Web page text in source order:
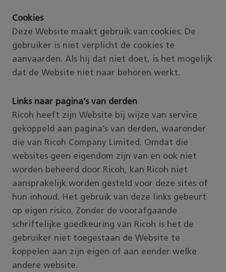
Cookies
Deze Website maakt gebruik van cookies. De
gebruiker is niet verplicht de cookies te
aanvaarden. Als hij dat niet doet, is het mogelijk
dat de Website niet naar behoren werkt.
Links naar pagina’s van derden
Ricoh heeft zijn Website bij wijze van service
gekoppeld aan pagina’s van derden, waaronder
die van Ricoh Company Limited. Omdat die
websites geen eigendom zijn van en ook niet
worden beheerd door Ricoh, kan Ricoh niet
aansprakelijk worden gesteld voor deze sites of
hun inhoud. Het gebruik van deze links gebeurt
op eigen risico. Zonder de voorafgaande
schriftelijke goedkeuring van Ricoh is het de
gebruiker niet toegestaan de Website te
koppelen aan zijn eigen of aan eender welke
andere website.